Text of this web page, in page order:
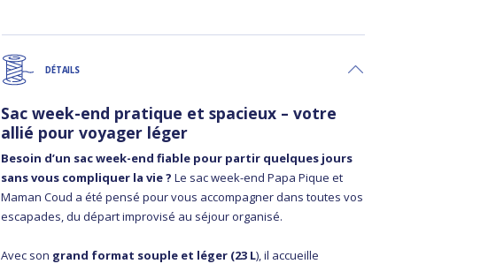
DÉTAILS
Sac week-end pratique et spacieux – votre
allié pour voyager léger
Besoin d’un sac week-end fiable pour partir quelques jours
sans vous compliquer la vie ? Le sac week-end Papa Pique et
Maman Coud a été pensé pour vous accompagner dans toutes vos
escapades, du départ improvisé au séjour organisé.
Avec son grand format souple et léger (23 L), il accueille